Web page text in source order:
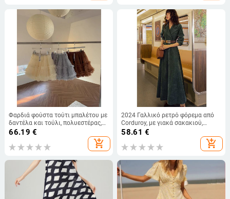
Φαρδιά φούστα τούτι μπαλέτου με
δαντέλα και τούλι, πολυεστέρας,
Άνοιξη-Καλοκαίρι 2026
66.19 €
add_shopping_cart
2024 Γαλλικό ρετρό φόρεμα από
Corduroy, με γιακά σακακιού,
λεπτή μέση, κομψό μακρύ φόρεμα
58.61 €
add_shopping_cart